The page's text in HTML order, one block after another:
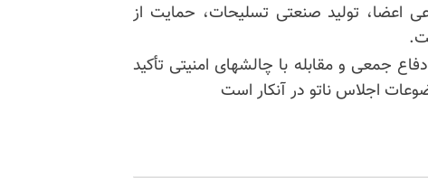
اعضا، تولید صنعتی تسلیحات، حمایت از
دفاع جمعی و مقابله با چالشهای امنیتی تأکید
اجلاس ناتو در آنکار است